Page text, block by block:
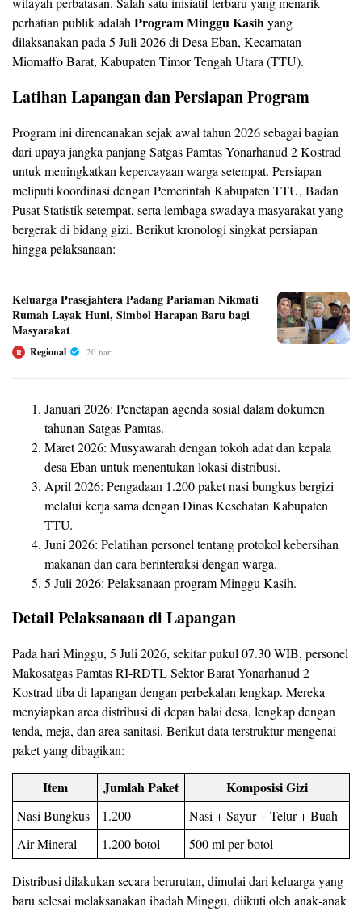
perhatian publik adalahProgram Minggu Kasihyang
dilaksanakan pada 5 Juli 2026 di Desa Eban, Kecamatan
Miomaffo Barat, Kabupaten Timor Tengah Utara (TTU).
Latihan Lapangan dan Persiapan Program
Program ini direncanakan sejak awal tahun 2026 sebagai bagian
dari upaya jangka panjang Satgas Pamtas Yonarhanud 2 Kostrad
untuk meningkatkan kepercayaan warga setempat. Persiapan
meliputi koordinasi dengan Pemerintah Kabupaten TTU, Badan
Pusat Statistik setempat, serta lembaga swadaya masyarakat yang
bergerak di bidang gizi. Berikut kronologi singkat persiapan
hingga pelaksanaan:
Keluarga Prasejahtera Padang Pariaman Nikmati
Rumah Layak Huni, Simbol Harapan Baru bagi
Masyarakat
R Regional 20 hari
Januari 2026: Penetapan agenda sosial dalam dokumen
tahunan Satgas Pamtas.
Maret 2026: Musyawarah dengan tokoh adat dan kepala
desa Eban untuk menentukan lokasi distribusi.
April 2026: Pengadaan 1.200 paket nasi bungkus bergizi
melalui kerja sama dengan Dinas Kesehatan Kabupaten
TTU.
Juni 2026: Pelatihan personel tentang protokol kebersihan
makanan dan cara berinteraksi dengan warga.
5 Juli 2026: Pelaksanaan program Minggu Kasih.
Detail Pelaksanaan di Lapangan
Pada hari Minggu, 5 Juli 2026, sekitar pukul 07.30 WIB, personel
Makosatgas Pamtas RI‑RDTL Sektor Barat Yonarhanud 2
Kostrad tiba di lapangan dengan perbekalan lengkap. Mereka
menyiapkan area distribusi di depan balai desa, lengkap dengan
tenda, meja, dan area sanitasi. Berikut data terstruktur mengenai
paket yang dibagikan:
Item Jumlah Paket Komposisi Gizi
Nasi Bungkus 1.200
Nasi + Sayur + Telur + Buah
Air Mineral
1.200 botol 500 ml per botol
Distribusi dilakukan secara berurutan, dimulai dari keluarga yang
baru selesai melaksanakan ibadah Minggu, diikuti oleh anak‑anak